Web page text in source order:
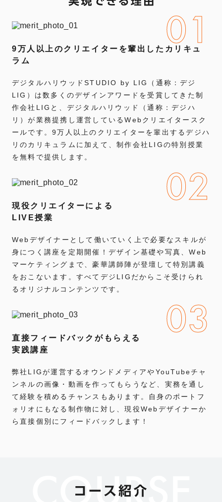
01
9万人以上のクリエイターを輩出したカリキュ
ラム
デジタルハリウッドSTUDIO by LIG（通称：デジ
LIG）は数多くのデザインアワードを受賞してきた制
作会社LIGと、デジタルハリウッド（通称：デジハ
リ）が業務提携し運営しているWebクリエイタースク
ールです。9万人以上のクリエイターを輩出するデジハ
リのカリキュラムに加えて、制作会社LIGの特別授業
を無料で提供します。
02
現役クリエイターによる
LIVE授業
Webデザイナーとして働いていく上で必要なスキルが
身につく講座を定期開催！デザイン基礎や写真、Web
マーケティングまで、豪華講師陣が登壇して特別講義
をおこないます。すべてデジLIGだからこそ受けられ
るオリジナルコンテンツです。
03
直接フィードバックがもらえる
実践講座
弊社LIGが運営するオウンドメディアやYouTubeチャ
ンネルの画像・動画を作ってもらうなど、実務を通し
て経験を積めるチャンスもあります。自身のポートフ
ォリオにもなる制作物に対し、現役Webデザイナーか
ら直接個別にフィードバックします！